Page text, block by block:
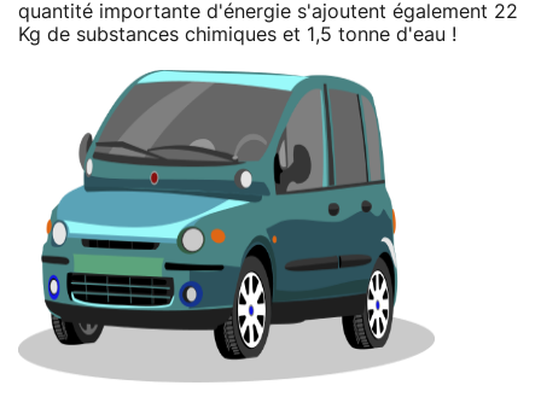
quantité importante d'énergie s'ajoutent également 22
Kg de substances chimiques et 1,5 tonne d'eau !